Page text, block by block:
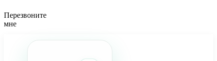
Перезвоните
мне